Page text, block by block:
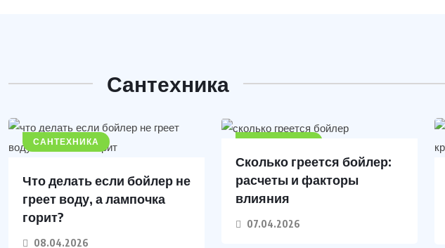
Сантехника
САНТЕХНИКА
Что делать если бойлер не
греет воду, а лампочка
горит?
08.04.2026
САНТЕХНИКА
Сколько греется бойлер:
расчеты и факторы
влияния
07.04.2026